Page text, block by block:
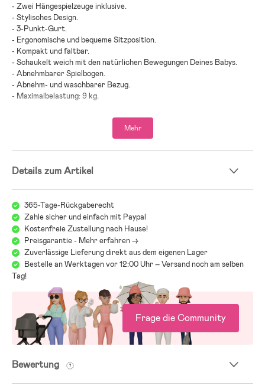
- Zwei Hängespielzeuge inklusive.
- Stylisches Design.
- 3-Punkt-Gurt.
- Ergonomische und bequeme Sitzposition.
- Kompakt und faltbar.
- Schaukelt weich mit den natürlichen Bewegungen Deines Babys.
- Abnehmbarer Spielbogen.
- Abnehm- und waschbarer Bezug.
- Maximalbelastung: 9 kg.
- Altersempfehlung: ab Geburt.
- Hinweis: Nicht verwenden, wenn das Kind sich selbständig aufsetzen
kann oder mehr als 9 kg wiegt.
Mehr
Details zum Artikel
365-Tage-Rückgaberecht
Zahle sicher und einfach mit Paypal
Kostenfreie Zustellung nach Hause!
Preisgarantie - Mehr erfahren ->
Zuverlässige Lieferung direkt aus dem eigenen Lager
Bestelle an Werktagen vor 12:00 Uhr – Versand noch am selben
Tag!
Frage die Community
Bewertung